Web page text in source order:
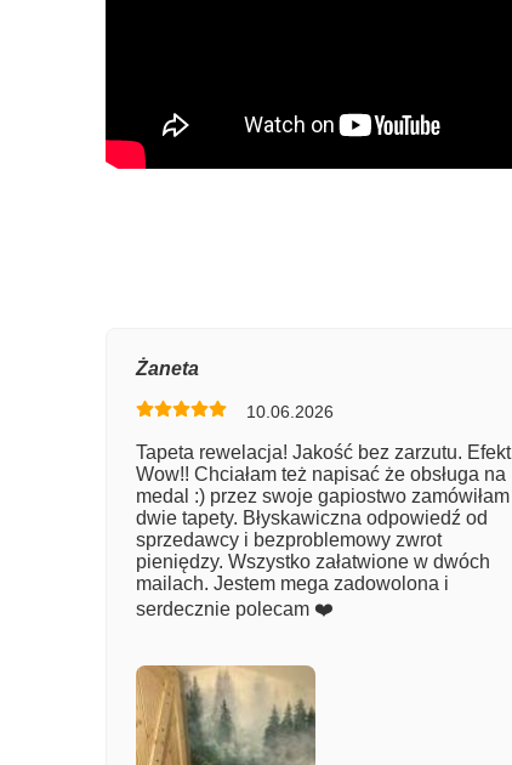
Żaneta
10.06.2026
Tapeta rewelacja! Jakość bez zarzutu. Efekt
Wow!! Chciałam też napisać że obsługa na
medal :) przez swoje gapiostwo zamówiłam
dwie tapety. Błyskawiczna odpowiedź od
sprzedawcy i bezproblemowy zwrot
pieniędzy. Wszystko załatwione w dwóch
mailach. Jestem mega zadowolona i
serdecznie polecam ❤️